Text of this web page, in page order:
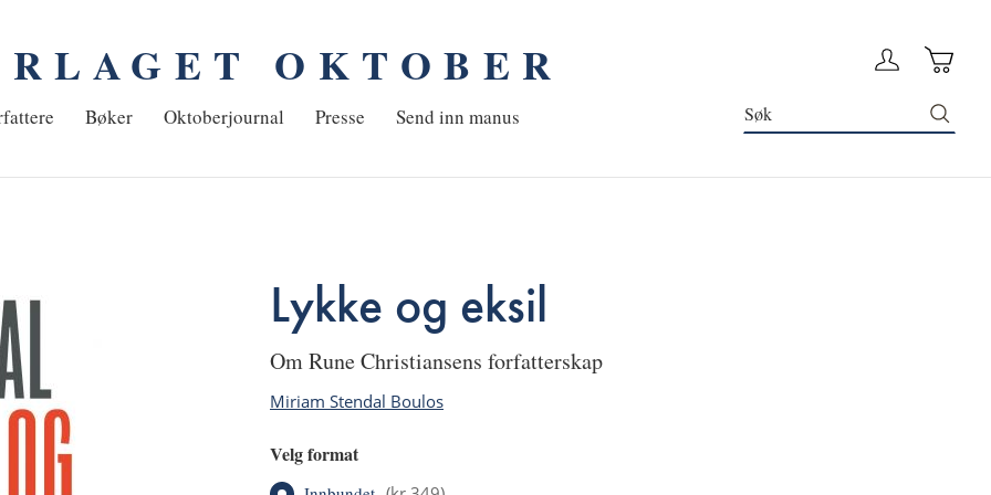
Logg
OKTOBER
Bøker Oktoberjournal Presse Send inn manus Søk
Lykke og eksil
om Rune Christiansens forfatterskap
Miriam Stendal Boulos
Velg format